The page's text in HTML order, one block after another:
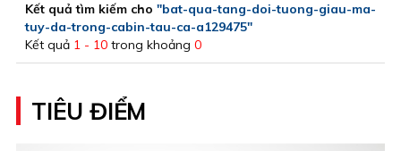
Kết quả tìm kiếm cho "bat-qua-tang-doi-tuong-giau-ma-
tuy-da-trong-cabin-tau-ca-a129475"
Kết quả 1 - 10 trong khoảng 0
TIÊU ĐIỂM